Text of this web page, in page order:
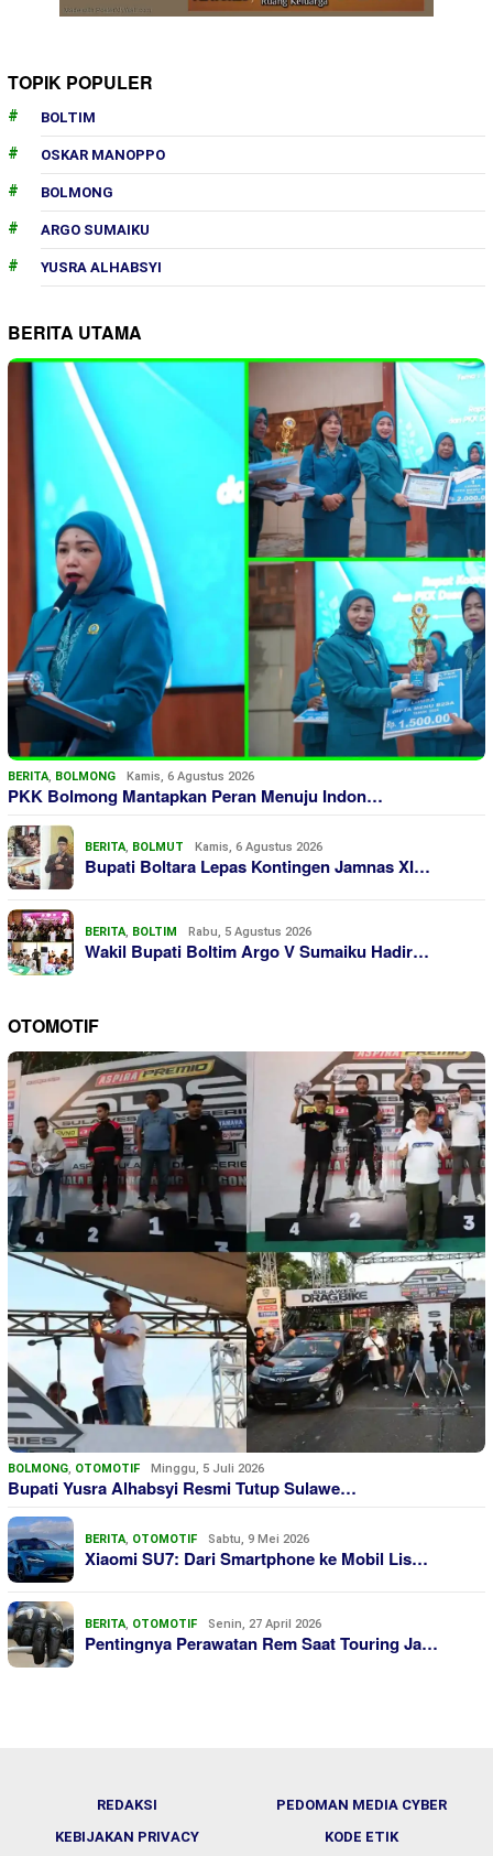
TOPIK POPULER
BOLTIM
OSKAR MANOPPO
BOLMONG
ARGO SUMAIKU
YUSRA ALHABSYI
BERITA UTAMA
BERITA, BOLMONG Kamis, 6 Agustus 2026
PKK Bolmong Mantapkan Peran Menuju Indon…
BERITA, BOLMUT Kamis, 6 Agustus 2026
Bupati Boltara Lepas Kontingen Jamnas XI…
BERITA, BOLTIM Rabu, 5 Agustus 2026
Wakil Bupati Boltim Argo V Sumaiku Hadir…
OTOMOTIF
BOLMONG, OTOMOTIF Minggu, 5 Juli 2026
Bupati Yusra Alhabsyi Resmi Tutup Sulawe…
BERITA, OTOMOTIF Sabtu, 9 Mei 2026
Xiaomi SU7: Dari Smartphone ke Mobil Lis…
BERITA, OTOMOTIF Senin, 27 April 2026
Pentingnya Perawatan Rem Saat Touring Ja…
REDAKSI
PEDOMAN MEDIA CYBER
KEBIJAKAN PRIVACY
KODE ETIK